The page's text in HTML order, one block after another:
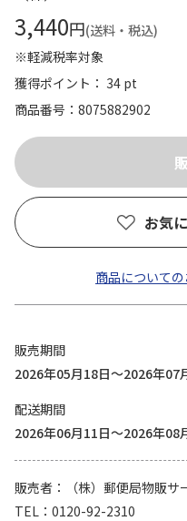
3,440円(送料・税込)
※軽減税率対象
獲得ポイント： 34 pt
商品番号
8075882902
お気
商品について
販売期間
2026年05月18日～2026年07
配送期間
2026年06月11日～2026年08
販売者
（株）郵便局物販サ
TEL
0120-92-2310